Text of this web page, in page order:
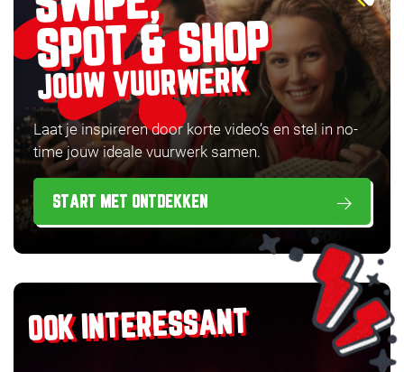
SPOT & SHOP
JOUW VUURWERK
Laat je inspireren door korte video’s en stel in no-
time jouw ideale vuurwerk samen.
START MET ONTDEKKEN
OOK INTERESSANT